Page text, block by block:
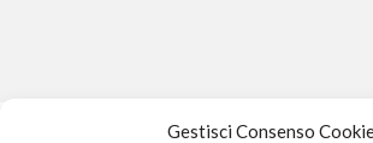
Gestisci Consenso